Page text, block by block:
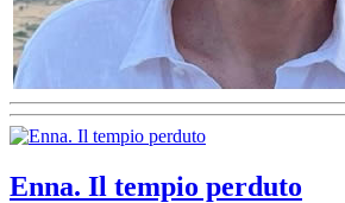
Enna. Il tempio perduto